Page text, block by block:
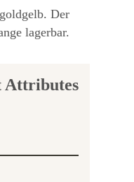
Der
lagerbar.